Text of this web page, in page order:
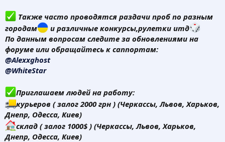
Также часто проводятся раздачи проб по разным
городам
и различные конкурсы,рулетки итд
По данным вопросам следите за обновлениями на
форуме или обращайтесь к саппортам:
@Alexxghost
@WhiteStar
Приглашаем людей на работу:
курьеров ( залог 2000 грн ) (Черкассы, Львов, Харьков,
Днепр, Одесса, Киев)
склад ( залог 1000$ ) (Черкассы, Львов, Харьков,
Днепр, Одесса, Киев)